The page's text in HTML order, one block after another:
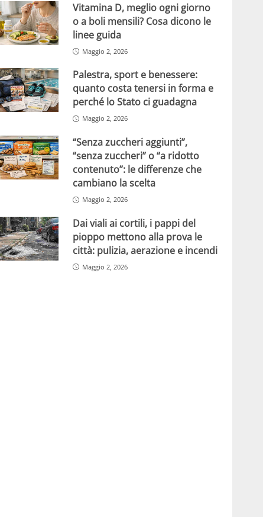
Vitamina D, meglio ogni giorno
o a boli mensili? Cosa dicono le
linee guida
Maggio 2, 2026
Palestra, sport e benessere:
quanto costa tenersi in forma e
perché lo Stato ci guadagna
Maggio 2, 2026
“Senza zuccheri aggiunti”,
“senza zuccheri” o “a ridotto
contenuto”: le differenze che
cambiano la scelta
Maggio 2, 2026
Dai viali ai cortili, i pappi del
pioppo mettono alla prova le
città: pulizia, aerazione e incendi
Maggio 2, 2026